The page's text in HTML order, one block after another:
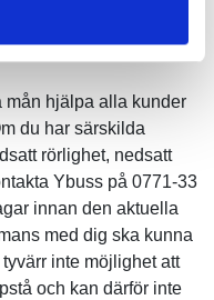
mån hjälpa alla kunder
du har särskilda
rörlighet, nedsatt
Ybuss på 0771-33
innan den aktuella
med dig ska kunna
inte möjlighet att
och kan därför inte